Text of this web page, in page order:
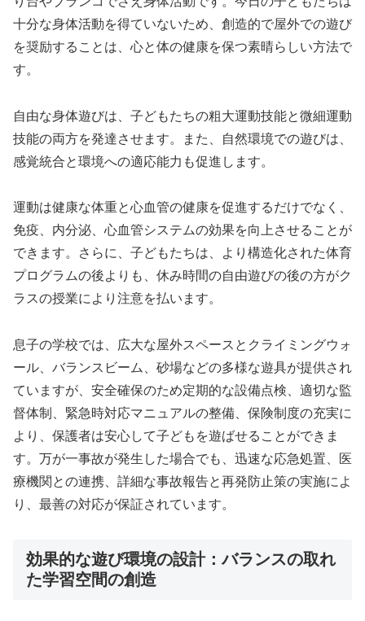
十分な身体活動を得ていないため、創造的で屋外での遊び
を奨励することは、心と体の健康を保つ素晴らしい方法で
す。
自由な身体遊びは、子どもたちの粗大運動技能と微細運動
技能の両方を発達させます。また、自然環境での遊びは、
感覚統合と環境への適応能力も促進します。
運動は健康な体重と心血管の健康を促進するだけでなく、
免疫、内分泌、心血管システムの効果を向上させることが
できます。さらに、子どもたちは、より構造化された体育
プログラムの後よりも、休み時間の自由遊びの後の方がク
ラスの授業により注意を払います。
息子の学校では、広大な屋外スペースとクライミングウォ
ール、バランスビーム、砂場などの多様な遊具が提供され
ていますが、安全確保のため定期的な設備点検、適切な監
督体制、緊急時対応マニュアルの整備、保険制度の充実に
より、保護者は安心して子どもを遊ばせることができま
す。万が一事故が発生した場合でも、迅速な応急処置、医
療機関との連携、詳細な事故報告と再発防止策の実施によ
り、最善の対応が保証されています。
効果的な遊び環境の設計：バランスの取れ
た学習空間の創造